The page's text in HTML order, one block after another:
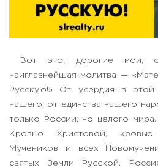
Вот это, дорогие мои,
наиглавнейшая молитва —
Русскую!» От усердия в этой
нашего, от единства нашего
только России, но целого
Кровью Христовой, кровью
Мучеников и всех
святых Земли Русской.